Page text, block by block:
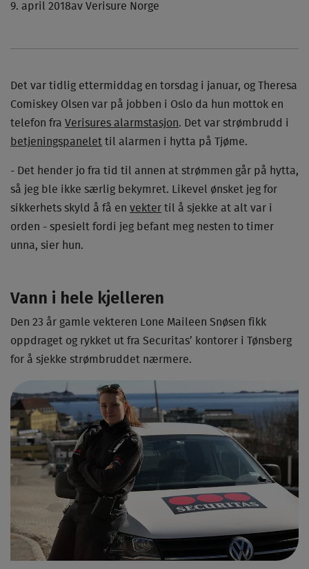
9. april 2018av Verisure Norge
Det var tidlig ettermiddag en torsdag i januar, og Theresa
Comiskey Olsen var på jobben i Oslo da hun mottok en
telefon fra Verisures alarmstasjon. Det var strømbrudd i
betjeningspanelet til alarmen i hytta på Tjøme.
- Det hender jo fra tid til annen at strømmen går på hytta,
så jeg ble ikke særlig bekymret. Likevel ønsket jeg for
sikkerhets skyld å få en vekter til å sjekke at alt var i
orden - spesielt fordi jeg befant meg nesten to timer
unna, sier hun.
Vann i hele kjelleren
Den 23 år gamle vekteren Lone Maileen Snøsen fikk
oppdraget og rykket ut fra Securitas’ kontorer i Tønsberg
for å sjekke strømbruddet nærmere.